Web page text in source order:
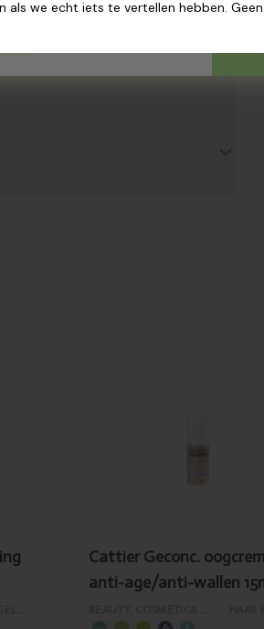
Cattier Geconc.
anti-age/anti-wallen
als we echt iets te vertellen hebben.